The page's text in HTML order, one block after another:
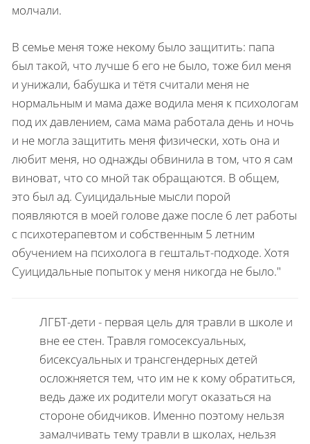
молчали.
В семье меня тоже некому было защитить: папа
был такой, что лучше б его не было, тоже бил меня
и унижали, бабушка и тётя считали меня не
нормальным и мама даже водила меня к психологам
под их давлением, сама мама работала день и ночь
и не могла защитить меня физически, хоть она и
любит меня, но однажды обвинила в том, что я сам
виноват, что со мной так обращаются. В общем,
это был ад. Суицидальные мысли порой
появляются в моей голове даже после 6 лет работы
с психотерапевтом и собственным 5 летним
обучением на психолога в гештальт-подходе. Хотя
Суицидальные попыток у меня никогда не было."
ЛГБТ-дети - первая цель для травли в школе и
вне ее стен. Травля гомосексуальных,
бисексуальных и трансгендерных детей
осложняется тем, что им не к кому обратиться,
ведь даже их родители могут оказаться на
стороне обидчиков. Именно поэтому нельзя
замалчивать тему травли в школах, нельзя